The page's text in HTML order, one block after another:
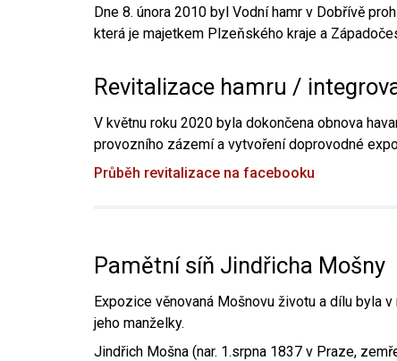
Dne 8. února 2010 byl Vodní hamr v Dobřívě
která je majetkem Plzeňského kraje a
Revitalizace hamru /
V květnu roku 2020 byla dokončena obnova
provozního zázemí a vytvoření doprovodné
Průběh revitalizace na facebooku
Pamětní síň Jindřicha Mošny
Expozice věnovaná Mošnovu životu a dílu byla
jeho manželky.
Jindřich Mošna (nar. 1.srpna 1837 v Praze,